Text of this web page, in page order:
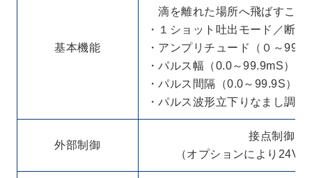
基本機能
滴を離れた場所へ飛ばすこと
・１ショット吐出モード／断続
・アンプリチュード（０～999
・パルス幅（0.0～99.9mS）
・パルス間隔（0.0～99.9S）
・パルス波形立下りなまし調整
外部制御
接点制御
（オプションにより24V